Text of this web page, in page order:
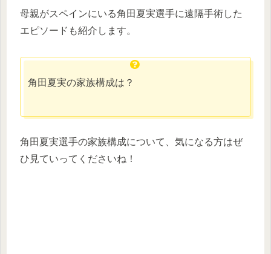
母親がスペインにいる角田夏実選手に遠隔手術した
エピソードも紹介します。
角田夏実の家族構成は？
角田夏実選手の家族構成について、気になる方はぜ
ひ見ていってくださいね！